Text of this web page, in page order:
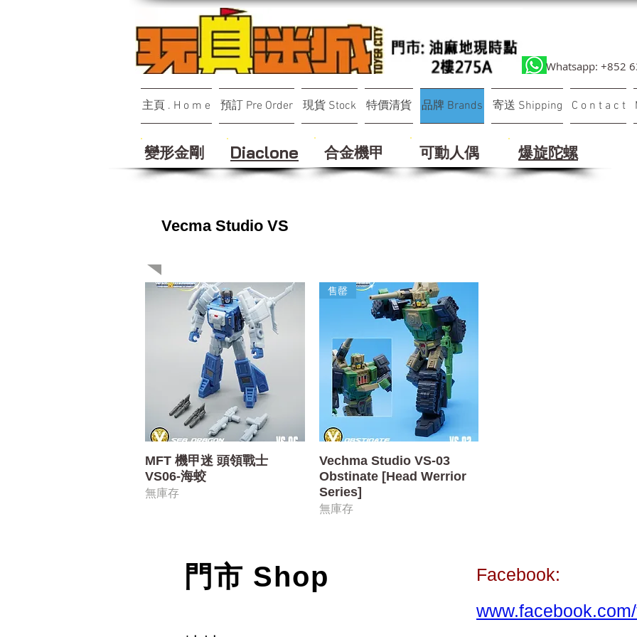
Whatsapp: +852
主頁 . H o m e 預訂 Pre Order 現貨 Stock 特價清貨 品牌 Brands 寄送 Shipping C o n t a c t
變形金剛 Diaclone 合金機甲 可動人偶 ​爆旋陀螺
Vecma Studio VS
快速瀏覽
MFT 機甲迷 頭領戰士
VS06-海蛟
無庫存
快速瀏覽
售罄
Vechma Studio VS-03
Obstinate [Head Werrior
Series]
無庫存
門市 Shop
Facebook: